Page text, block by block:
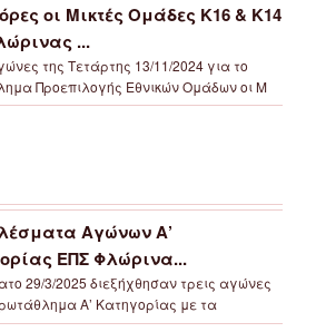
οι Μικτές Ομάδες Κ16 & Κ14
...
της Τετάρτης 13/11/2024 για το
Προεπιλογής Εθνικών Ομάδων οι Μ
Αγώνων Α’
ΕΠΣ Φλώρινα...
29/3/2025 διεξήχθησαν τρεις αγώνες
Α’ Κατηγορίας με τα